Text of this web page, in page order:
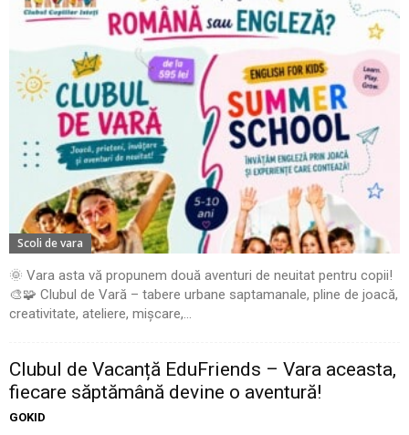
Scoli de vara
🌞 Vara asta vă propunem două aventuri de neuitat pentru copii!
🎨🧩 Clubul de Vară – tabere urbane saptamanale, pline de joacă,
creativitate, ateliere, mișcare,...
Clubul de Vacanță EduFriends – Vara aceasta,
fiecare săptămână devine o aventură!
GOKID